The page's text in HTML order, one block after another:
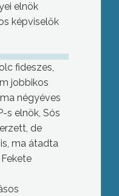
elnök
képviselők
fideszes,
jobbikos
négyéves
s elnök, Sós
de
ma átadta